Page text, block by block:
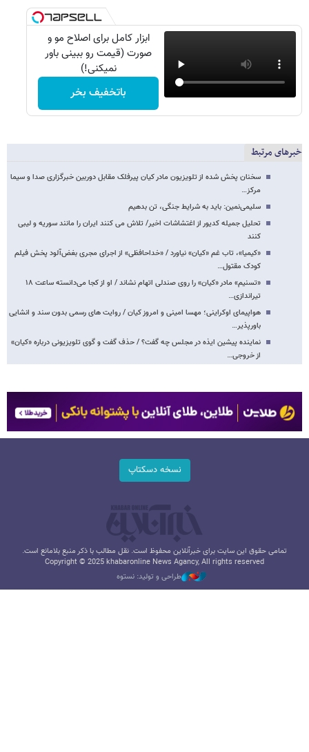
ابزار کامل برای اصلاح مو و
صورت (قیمت رو ببینی باور
نمیکنی!)
باتخفیف بخر
خبرهای مرتبط
سخنان پخش شده از تلویزیون مادر کیان پیرفلک مقابل دوربین خبرگزاری صدا و سیما
مرکز…
سلیمی‌نمین: باید به شرایط جنگی، تن بدهیم
تحلیل جمیله کدیور از اغتشاشات اخیر/ تلاش می کنند ایران را مانند سوریه و لیبی
کنند
«کیمیا»، تاب غم «کیان» نیاورد / «خداحافظی» از اجرای مجری بغض‌آلود پخش فیلم
کودک مقتول…
«تسنیم» مادر «کیان» را روی صندلی اتهام نشاند / او از کجا می‌دانسته ساعت ۱۸
تیراندازی…
هواپیمای اوکراینی؛ مهسا امینی و امروز کیان / روایت های رسمی بدون سند و انشایی
باورپذیر…
نماینده پیشین ایذه در مجلس چه گفت؟ / حذف گفت و گوی تلویزیونی درباره «کیان»
از خروجی…
نسخه دسکتاپ
تمامی حقوق این سایت برای خبرآنلاین محفوظ است. نقل مطالب با ذکر منبع بلامانع است.
Copyright © 2025 khabaronline News Agancy, All rights reserved
طراحی و تولید: نستوه